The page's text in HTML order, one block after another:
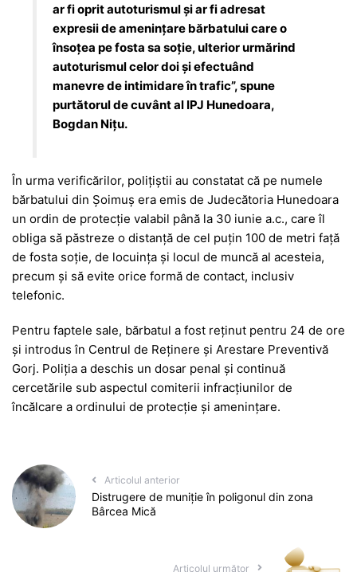
ar fi oprit autoturismul și ar fi adresat
expresii de amenințare bărbatului care o
însoțea pe fosta sa soție, ulterior urmărind
autoturismul celor doi și efectuând
manevre de intimidare în trafic”, spune
purtătorul de cuvânt al IPJ Hunedoara,
Bogdan Nițu.
În urma verificărilor, polițiștii au constatat că pe numele
bărbatului din Șoimuș era emis de Judecătoria Hunedoara
un ordin de protecție valabil până la 30 iunie a.c., care îl
obliga să păstreze o distanță de cel puțin 100 de metri față
de fosta soție, de locuința și locul de muncă al acesteia,
precum și să evite orice formă de contact, inclusiv
telefonic.
Pentru faptele sale, bărbatul a fost reținut pentru 24 de ore
și introdus în Centrul de Reținere și Arestare Preventivă
Gorj. Poliția a deschis un dosar penal și continuă
cercetările sub aspectul comiterii infracțiunilor de
încălcare a ordinului de protecție și amenințare.
Articolul anterior
Distrugere de muniţie în poligonul din zona
Bârcea Mică
Articolul următor